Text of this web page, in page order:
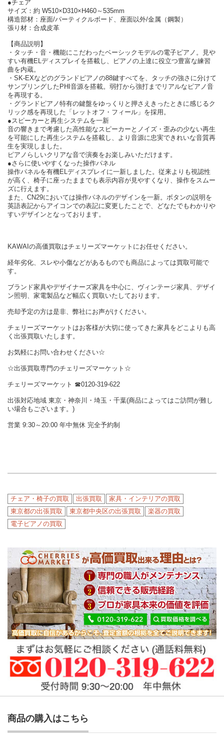
●チェア
サイズ：約 W510×D310×H460～535mm
構造部材：座面/パーティクルボード、座面以外/金属（鋼製）
張り材：合成皮革
【商品説明】
・タッチ・音・機能にこだわったベーシックモデルの電子ピアノ。見や
すい有機ELディスプレイを搭載し、ピアノの上達に役立つ豊富な練習
曲を内蔵。
・SK-EXなどのグランドピアノの88鍵すべてを、タッチの強さに分けて
サンプリングしたPHI音源を搭載。弱打から強打までリアルなピアノ音
を再現する。
・グランドピアノ特有の鍵盤をゆっくりと押さえきったときに感じるク
リック感を再現した「レットオフ・フィール」を採用。
●スピーカーと再生システムを一新
音の響きまで考慮した高性能なスピーカーとノイズ・歪みの少ない再生
を可能にした再生システムを搭載し、より音源に忠実できれいな音質再
生を実現しました。
ピアノらしいクリアな音で演奏をお楽しみいただけます。
●さらに使いやすくなった操作パネル
操作パネルを有機ELディスプレイに一新しました。従来よりも視認性
が高く、椅子に座ったままでも表示内容が見やすくなり、操作をスムー
ズに行えます。
また、CN29においては操作パネルのデザインを一新。ボタンの説明を
英語表記からアイコンでの表記に変更したことで、どなたでもわかりや
すいデザインとなっております。
KAWAIの高価買取はチェリーズマーケットにお任せください。
経年劣化、スレや小傷などがあるものでも商品によっては買取可能で
す。
ブランド家具やデザイナーズ家具を中心に、ヴィンテージ家具、デザイ
ン照明、家電製品など幅広く買取いたしております。
売却予定の方は是非、弊社にお声がけください。
チェリーズマーケットはお客様が大切に使ってきた家具をどこよりも高
く出張買取いたします。
お気軽にお問い合わせください☆
☆出張買取専門のチェリーズマーケット☆
チェリーズマーケット ☎︎0120-319-622
出張対応地域 東京・神奈川・埼玉・千葉(商品によってはご訪問が難し
い場合もございます。)
営業 9:30～20:00 年中無休 完全予約制
チェア・椅子の買取 出張買取
家具・インテリアの買取
東京都の出張買取
東京都中央区の出張買取
楽器の買取
電子ピアノの買取
商品の購入はこちら